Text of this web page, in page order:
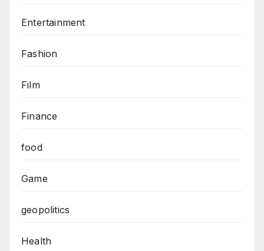
Entertainment
Fashion
Film
Finance
food
Game
geopolitics
Health